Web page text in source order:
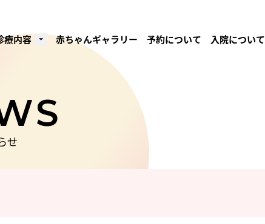
療内容 赤ちゃんギャラリー 予約について 入院について
せ